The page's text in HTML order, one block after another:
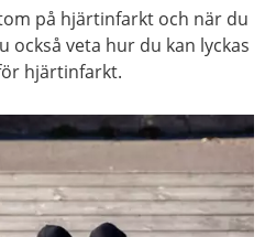
på hjärtinfarkt och när du
också veta hur du kan lyckas
hjärtinfarkt.